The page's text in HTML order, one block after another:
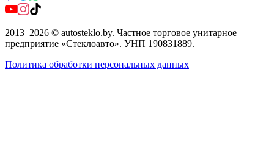
2013–2026 © autosteklo.by. Частное торговое унитарное
предприятие «Стеклоавто». УНП 190831889.
Политика обработки персональных данных